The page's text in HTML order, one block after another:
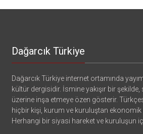
Dağarcık Türkiye
Dağarcık Türkiye internet ortamında
kültür dergisidir. İsmine yakışır bir
üzerine inşa etmeye özen gösterir.
hiçbir kişi, kurum ve kuruluştan ekonomik
Herhangi bir siyasi hareket ve kuruluşun